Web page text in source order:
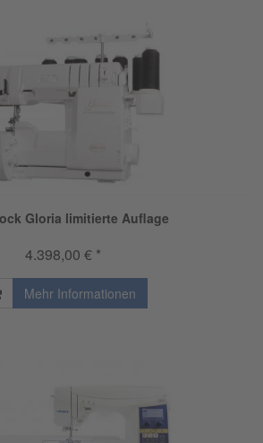
Gloria limitierte Auflage
4.398,00 € *
Mehr Informationen